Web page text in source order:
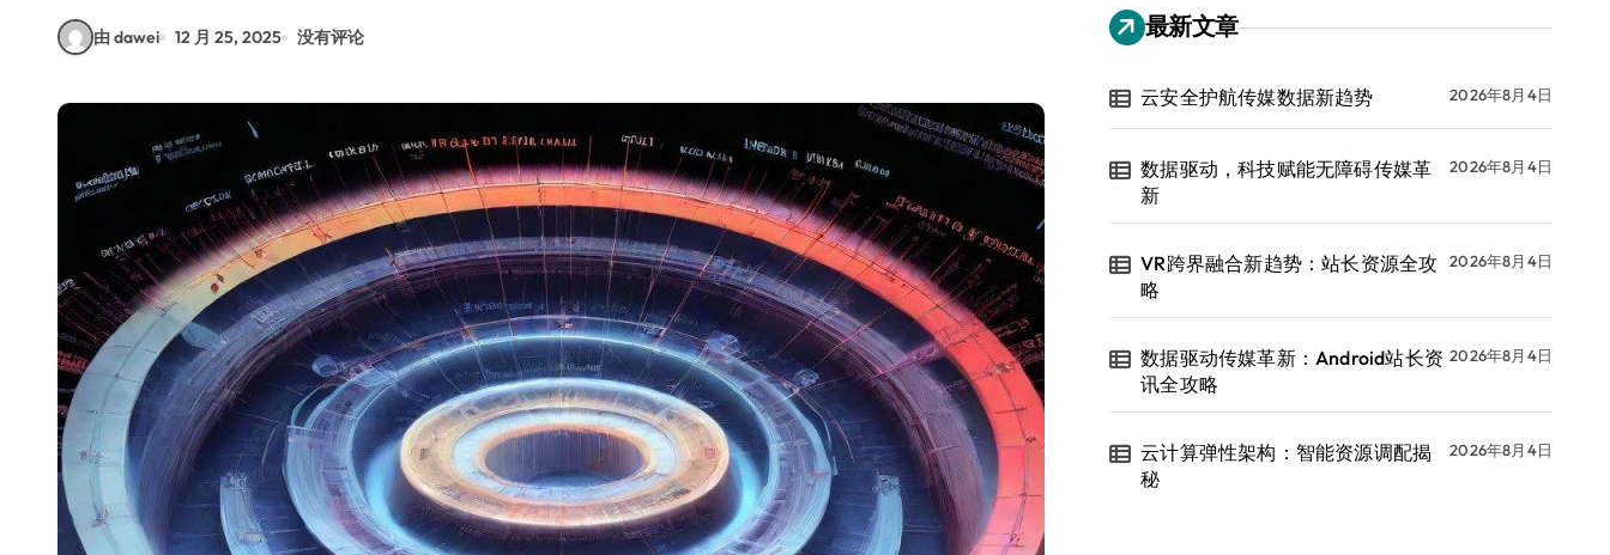
由 dawei 12 月 25, 2025 没有评论 最新文章
云安全护航传媒数据新趋势 2026年8月4日
数据驱动，科技赋能无障碍传媒革
新
2026年8月4日
VR跨界融合新趋势：站长资源全攻
略
2026年8月4日
数据驱动传媒革新：Android站长资
讯全攻略
2026年8月4日
云计算弹性架构：智能资源调配揭
秘
2026年8月4日